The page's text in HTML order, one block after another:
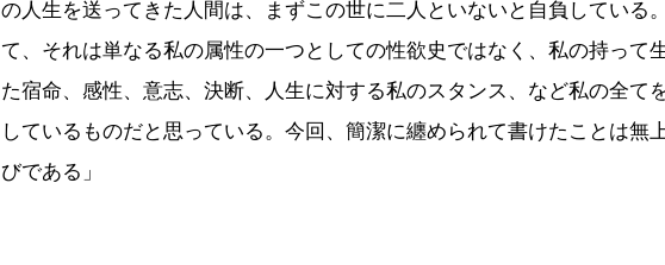
の人生を送ってきた人間は、まずこの世に二人といないと自負している
て、それは単なる私の属性の一つとしての性欲史ではなく、私の持って
た宿命、感性、意志、決断、人生に対する私のスタンス、など私の全て
しているものだと思っている。今回、簡潔に纏められて書けたことは無
びである」